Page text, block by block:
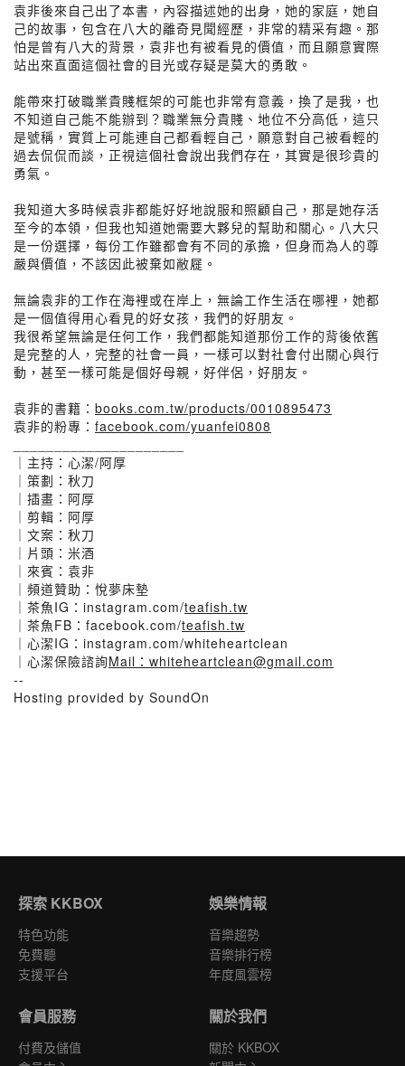
袁非後來自己出了本書，內容描述她的出身，她的家庭，她自
己的故事，包含在八大的離奇見聞經歷，非常的精采有趣。那
怕是曾有八大的背景，袁非也有被看見的價值，而且願意實際
站出來直面這個社會的目光或存疑是莫大的勇敢。
能帶來打破職業貴賤框架的可能也非常有意義，換了是我，也
不知道自己能不能辦到？職業無分貴賤、地位不分高低，這只
是號稱，實質上可能連自己都看輕自己，願意對自己被看輕的
過去侃侃而談，正視這個社會說出我們存在，其實是很珍貴的
勇氣。
我知道大多時候袁非都能好好地說服和照顧自己，那是她存活
至今的本領，但我也知道她需要大夥兒的幫助和關心。八大只
是一份選擇，每份工作雖都會有不同的承擔，但身而為人的尊
嚴與價值，不該因此被棄如敝屣。
無論袁非的工作在海裡或在岸上，無論工作生活在哪裡，她都
是一個值得用心看見的好女孩，我們的好朋友。
我很希望無論是任何工作，我們都能知道那份工作的背後依舊
是完整的人，完整的社會一員，一樣可以對社會付出關心與行
動，甚至一樣可能是個好母親，好伴侶，好朋友。
袁非的書籍： books.com.tw/products/0010895473
袁非的粉專： facebook.com/yuanfei0808
｜主持：心潔/阿厚
｜策劃：秋刀
｜插畫：阿厚
｜剪輯：阿厚
｜文案：秋刀
｜片頭：米酒
｜來賓：袁非
｜頻道贊助：悅夢床墊
｜茶魚IG：instagram.com/teafish.tw
｜茶魚FB：facebook.com/teafish.tw
｜心潔IG：instagram.com/whiteheartclean
｜心潔保險諮詢Mail：whiteheartclean@gmail.com
--
Hosting provided by SoundOn
探索 KKBOX
特色功能
免費聽
支援平台
娛樂情報
音樂趨勢
音樂排行榜
年度風雲榜
會員服務
付費及儲值
關於我們
關於 KKBOX